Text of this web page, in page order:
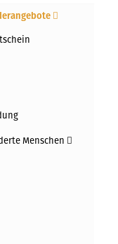
Menschen